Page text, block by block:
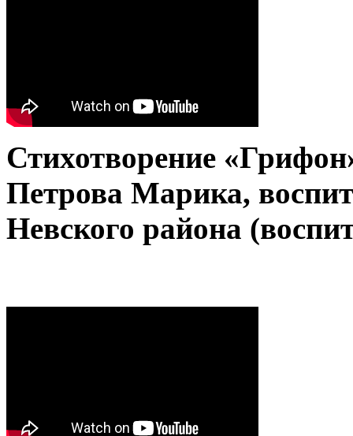
Стихотворение
Петрова Марика,
Невского района